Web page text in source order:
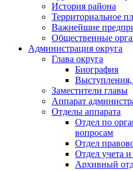
История района
Территориальное
Важнейшие
Общественные
Администрация округа
Глава округа
Биография
Заместители главы
Аппарат
Отделы аппарата
Отдел по
вопросам
Отдел
Отдел учета и
Архивный